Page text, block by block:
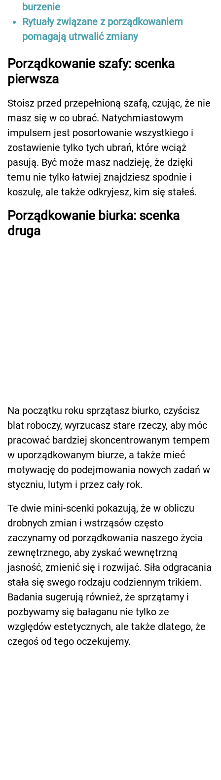
burzenie
Rytuały związane z porządkowaniem
pomagają utrwalić zmiany
Porządkowanie szafy: scenka
pierwsza
Stoisz przed przepełnioną szafą, czując, że nie
masz się w co ubrać. Natychmiastowym
impulsem jest posortowanie wszystkiego i
zostawienie tylko tych ubrań, które wciąż
pasują. Być może masz nadzieję, że dzięki
temu nie tylko łatwiej znajdziesz spodnie i
koszulę, ale także odkryjesz, kim się stałeś.
Porządkowanie biurka: scenka
druga
Na początku roku sprzątasz biurko, czyścisz
blat roboczy, wyrzucasz stare rzeczy, aby móc
pracować bardziej skoncentrowanym tempem
w uporządkowanym biurze, a także mieć
motywację do podejmowania nowych zadań w
styczniu, lutym i przez cały rok.
Te dwie mini-scenki pokazują, że w obliczu
drobnych zmian i wstrząsów często
zaczynamy od porządkowania naszego życia
zewnętrznego, aby zyskać wewnętrzną
jasność, zmienić się i rozwijać. Siła odgracania
stała się swego rodzaju codziennym trikiem.
Badania sugerują również, że sprzątamy i
pozbywamy się bałaganu nie tylko ze
względów estetycznych, ale także dlatego, że
czegoś od tego oczekujemy.